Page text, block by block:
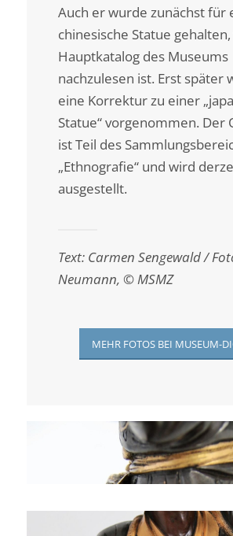
Auch er wurde zunächst für
chinesische Statue
Hauptkatalog des Museums
nachzulesen ist. Erst später
eine Korrektur zu einer
Statue“ vorgenommen. Der
ist Teil des
„Ethnografie“ und wird
ausgestellt.
Text: Carmen Sengewald /
Neumann, © MSMZ
MEHR FOTOS BEI MUSEUM-